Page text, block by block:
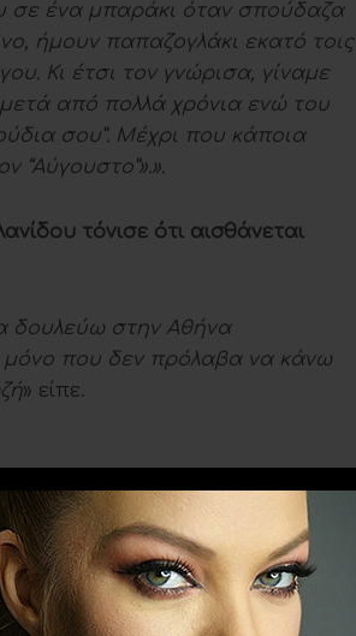
σε ένα μπαράκι όταν σπούδαζα
ήμουν παπαζογλάκι εκατό τοις
Κι έτσι τον γνώρισα, γίναμε
από πολλά χρόνια ενώ του
σου”. Μέχρι που κάποια
“Αύγουστο”».».
τόνισε ότι αισθάνεται
δουλεύω στην Αθήνα
μόνο που δεν πρόλαβα να κάνω
» είπε.
Ακολουθήστε τοevitanews.gr